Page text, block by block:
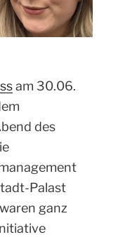
am 30.06.
des
Palast
ganz